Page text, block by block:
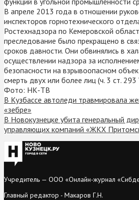
В апреле 2013 года в отношении
инспекторов горнотехнического
Ростехнадзора по Кемеровской
преследование было прекращено в
сроков давности. Они обвинялись в
осуществлении надзора за
безопасности на взрывоопасном
смерть двух или более лиц (ч. 3 ст.
Фото: НК-ТВ
В Кузбассе автоледи травмировала
«зебре»
В Новокузнецке убита генеральный
управляющих компаний «ЖКХ
Учредитель — ООО «Онлайн-журнал
Главный редактор - Макаров Г.Н.